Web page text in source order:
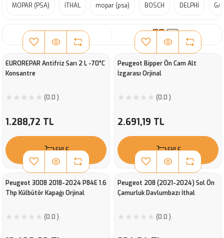
MOPAR (PSA) İTHAL mopar (psa) BOSCH DELPHİ
EUROREPAR Antifriz Sarı 2 L -70°C
Konsantre
(0.0 )
1.288,72 TL
EKLE
Peugeot Bipper Ön Cam Alt
İzgarası Orjinal
(0.0 )
2.691,19 TL
EKLE
Peugeot 3008 2018-2024 P84E 1.6
Thp Külbütör Kapağı Orjinal
(0.0 )
Peugeot 208 (2021-2024) Sol Ön
Çamurluk Davlumbazı İthal
(0.0 )